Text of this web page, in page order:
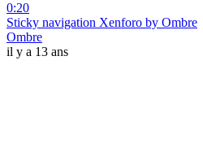
0:20
Sticky navigation Xenforo by Ombre
Ombre
il y a 13 ans